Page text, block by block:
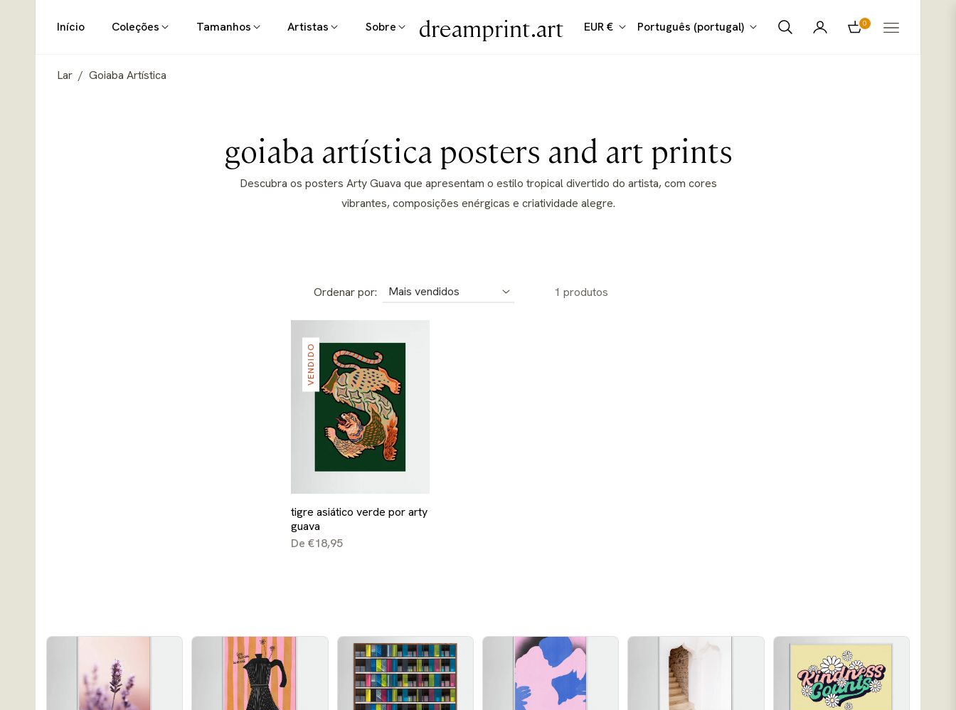
dreamprint.art
Início Coleções Tamanhos Artistas Sobre EUR € Português (portugal) 0
Carrinho
Lar / Goiaba Artística
Coleção:
goiaba artística posters and art prints
Descubra os posters Arty Guava que apresentam o estilo tropical divertido do artista, com cores
vibrantes, composições enérgicas e criatividade alegre.
Ordenar por: 1 produtos
VENDIDO
tigre asiático verde por arty
guava
De €18,95